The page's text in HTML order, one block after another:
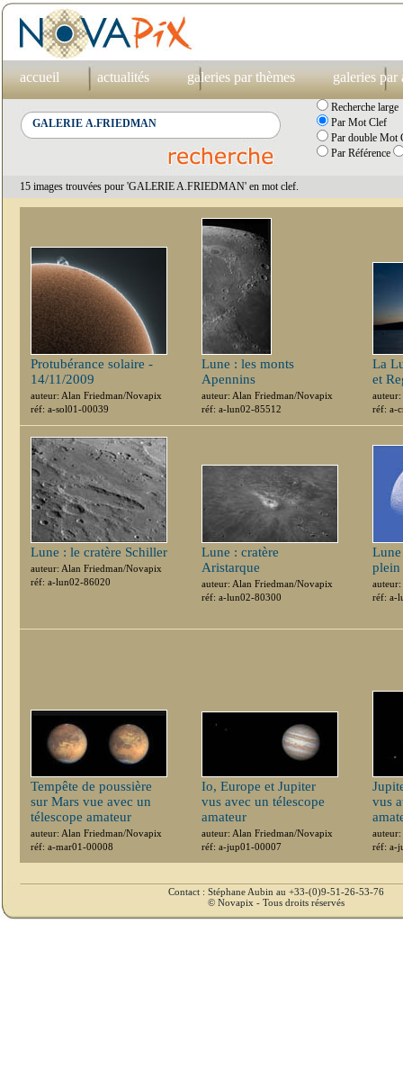
accueil actualités galeries par thèmes galeries par
Recherche large
Par Mot Clef
Par double Mot
Par Référence
15 images trouvées pour 'GALERIE A.FRIEDMAN' en mot clef.
Protubérance solaire -
14/11/2009
auteur: Alan Friedman/Novapix
réf: a-sol01-00039
Lune : les monts
Apennins
auteur: Alan Friedman/Novapix
réf: a-lun02-85512
La
et
réf: a-
Lune : le cratère Schiller
auteur: Alan Friedman/Novapix
réf: a-lun02-86020
Lune : cratère
Aristarque
auteur: Alan Friedman/Novapix
réf: a-lun02-80300
plein
réf: a-
Tempête de poussière
sur Mars vue avec un
télescope amateur
auteur: Alan Friedman/Novapix
réf: a-mar01-00008
Io, Europe et Jupiter
vus avec un télescope
amateur
auteur: Alan Friedman/Novapix
réf: a-jup01-00007
vus
réf: a-
Contact : Stéphane Aubin au +33-(0)9-51-26-53-76
© Novapix - Tous droits réservés